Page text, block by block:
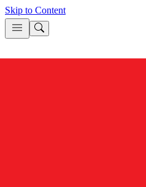
Skip to Content